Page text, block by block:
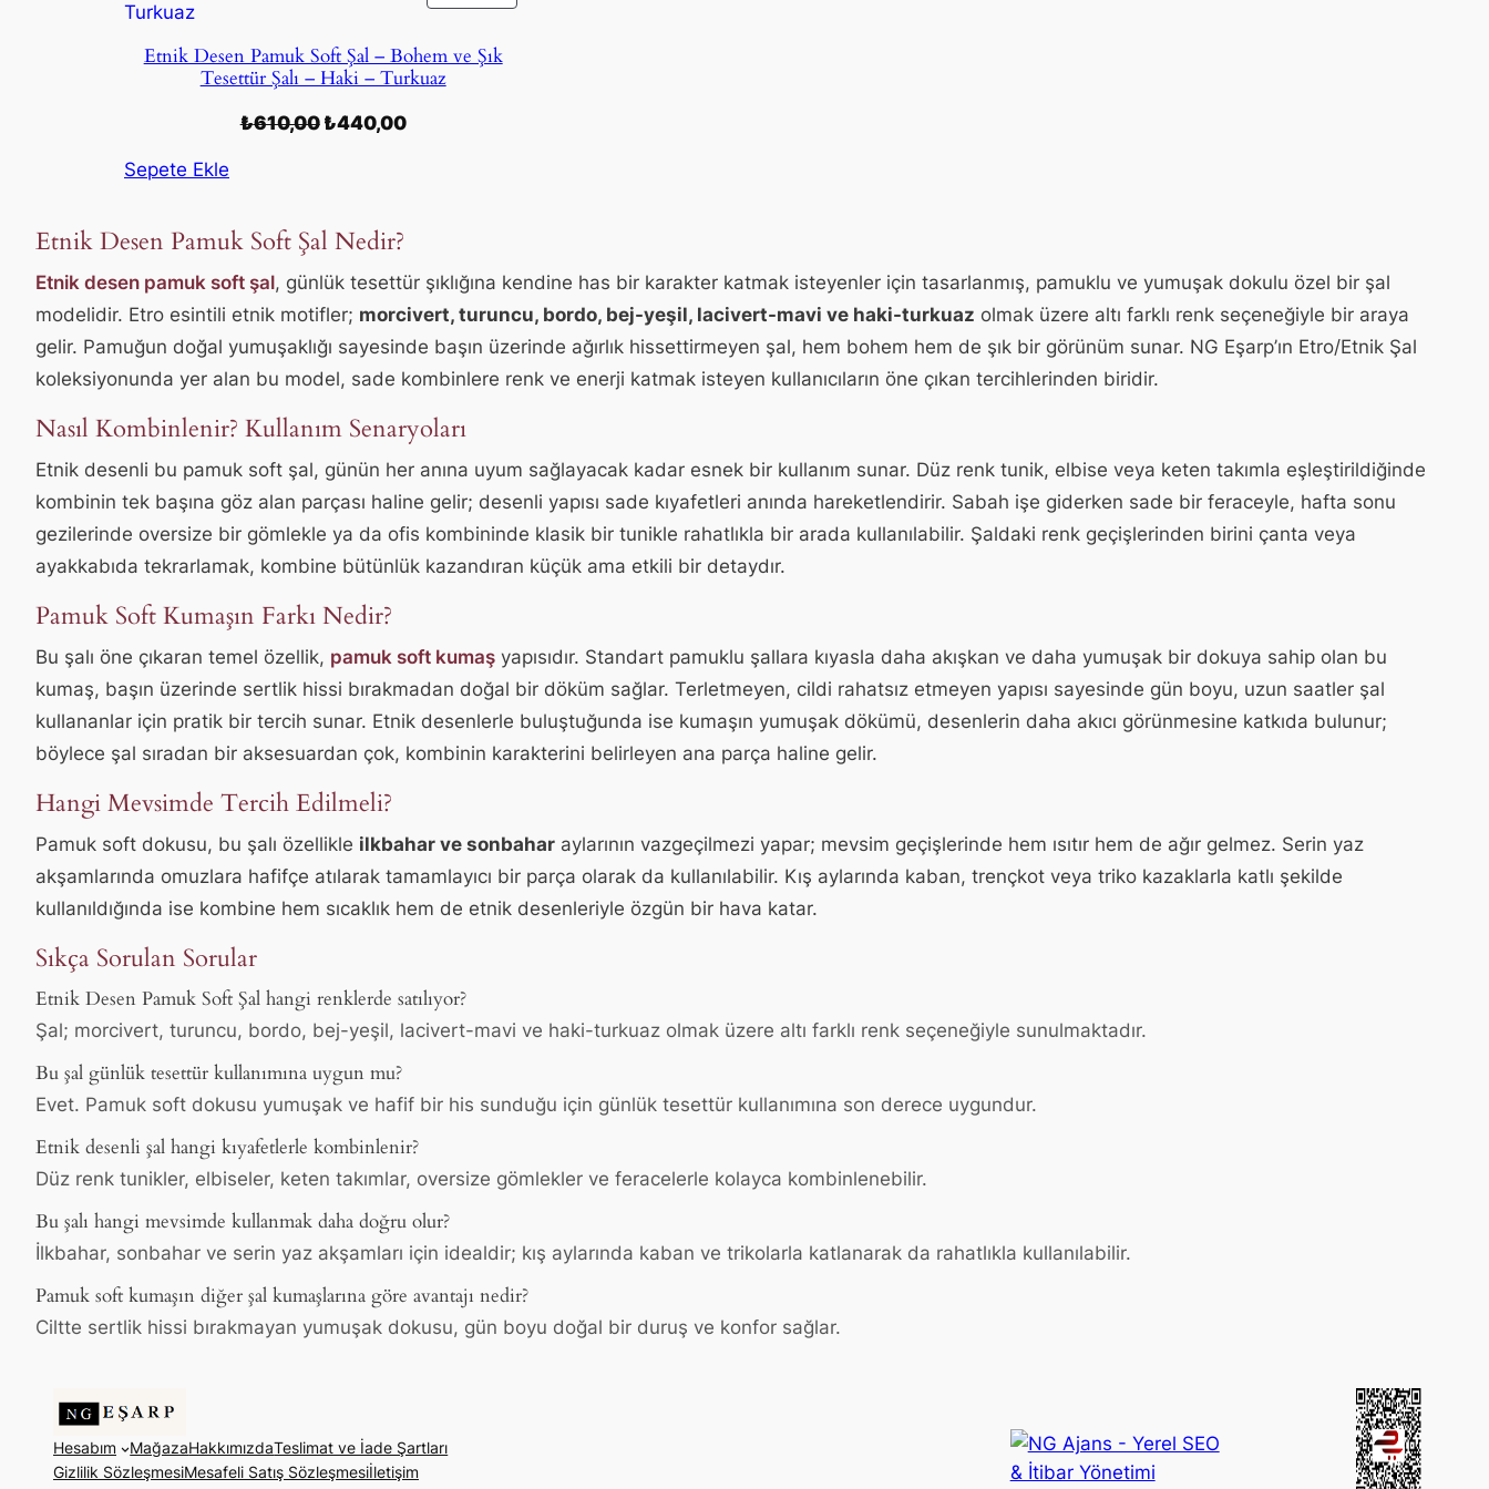
ÜRÜN
Etnik Desen Pamuk Soft Şal – Bohem ve Şık
Tesettür Şalı – Haki – Turkuaz
₺610,00 Orijinal
₺440,00Şu
Sepete Ekle
Etnik Desen Pamuk Soft Şal Nedir?
Etnik desen pamuk soft şal, günlük tesettür şıklığına kendine has bir karakter katmak isteyenler için tasarlanmış, pamuklu ve yumuşak dokulu özel bir şal
modelidir. Etro esintili etnik motifler; morcivert, turuncu, bordo, bej-yeşil, lacivert-mavi ve haki-turkuaz olmak üzere altı farklı renk seçeneğiyle bir araya
gelir. Pamuğun doğal yumuşaklığı sayesinde başın üzerinde ağırlık hissettirmeyen şal, hem bohem hem de şık bir görünüm sunar. NG Eşarp’ın Etro/Etnik Şal
koleksiyonunda yer alan bu model, sade kombinlere renk ve enerji katmak isteyen kullanıcıların öne çıkan tercihlerinden biridir.
Nasıl Kombinlenir? Kullanım Senaryoları
Etnik desenli bu pamuk soft şal, günün her anına uyum sağlayacak kadar esnek bir kullanım sunar. Düz renk tunik, elbise veya keten takımla eşleştirildiğinde
kombinin tek başına göz alan parçası haline gelir; desenli yapısı sade kıyafetleri anında hareketlendirir. Sabah işe giderken sade bir feraceyle, hafta sonu
gezilerinde oversize bir gömlekle ya da ofis kombininde klasik bir tunikle rahatlıkla bir arada kullanılabilir. Şaldaki renk geçişlerinden birini çanta veya
ayakkabıda tekrarlamak, kombine bütünlük kazandıran küçük ama etkili bir detaydır.
Pamuk Soft Kumaşın Farkı Nedir?
Bu şalı öne çıkaran temel özellik, pamuk soft kumaş yapısıdır. Standart pamuklu şallara kıyasla daha akışkan ve daha yumuşak bir dokuya sahip olan bu
kumaş, başın üzerinde sertlik hissi bırakmadan doğal bir döküm sağlar. Terletmeyen, cildi rahatsız etmeyen yapısı sayesinde gün boyu, uzun saatler şal
kullananlar için pratik bir tercih sunar. Etnik desenlerle buluştuğunda ise kumaşın yumuşak dökümü, desenlerin daha akıcı görünmesine katkıda bulunur;
böylece şal sıradan bir aksesuardan çok, kombinin karakterini belirleyen ana parça haline gelir.
Hangi Mevsimde Tercih Edilmeli?
Pamuk soft dokusu, bu şalı özellikle ilkbahar ve sonbahar aylarının vazgeçilmezi yapar; mevsim geçişlerinde hem ısıtır hem de ağır gelmez. Serin yaz
akşamlarında omuzlara hafifçe atılarak tamamlayıcı bir parça olarak da kullanılabilir. Kış aylarında kaban, trençkot veya triko kazaklarla katlı şekilde
kullanıldığında ise kombine hem sıcaklık hem de etnik desenleriyle özgün bir hava katar.
Sıkça Sorulan Sorular
Etnik Desen Pamuk Soft Şal hangi renklerde satılıyor?
Şal; morcivert, turuncu, bordo, bej-yeşil, lacivert-mavi ve haki-turkuaz olmak üzere altı farklı renk seçeneğiyle sunulmaktadır.
Bu şal günlük tesettür kullanımına uygun mu?
Evet. Pamuk soft dokusu yumuşak ve hafif bir his sunduğu için günlük tesettür kullanımına son derece uygundur.
Etnik desenli şal hangi kıyafetlerle kombinlenir?
Düz renk tunikler, elbiseler, keten takımlar, oversize gömlekler ve feracelerle kolayca kombinlenebilir.
Bu şalı hangi mevsimde kullanmak daha doğru olur?
İlkbahar, sonbahar ve serin yaz akşamları için idealdir; kış aylarında kaban ve trikolarla katlanarak da rahatlıkla kullanılabilir.
Pamuk soft kumaşın diğer şal kumaşlarına göre avantajı nedir?
Ciltte sertlik hissi bırakmayan yumuşak dokusu, gün boyu doğal bir duruş ve konfor sağlar.
Hesabım MağazaHakkımızdaTeslimat ve İade Şartları
Gizlilik SözleşmesiMesafeli Satış Sözleşmesiİletişim